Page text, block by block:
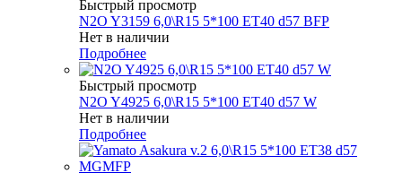
Быстрый просмотр
N2O Y3159 6,0\R15 5*100 ET40 d57 BFP
Нет в наличии
Подробнее
Быстрый просмотр
N2O Y4925 6,0\R15 5*100 ET40 d57 W
Нет в наличии
Подробнее